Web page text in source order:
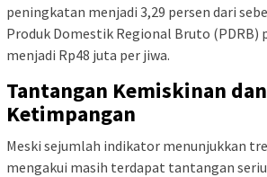
peningkatan menjadi 3,29 persen dari
Produk Domestik Regional Bruto (PDRB)
menjadi Rp48 juta per jiwa.
Tantangan Kemiskinan dan
Ketimpangan
Meski sejumlah indikator menunjukkan
mengakui masih terdapat tantangan